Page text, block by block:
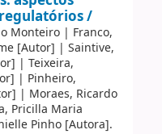
/
Monteiro| Franco,
[Autor] | Saintive,
| Teixeira,
| Pinheiro,
| Moraes, Ricardo
Pricilla Maria
Pinho[Autora].